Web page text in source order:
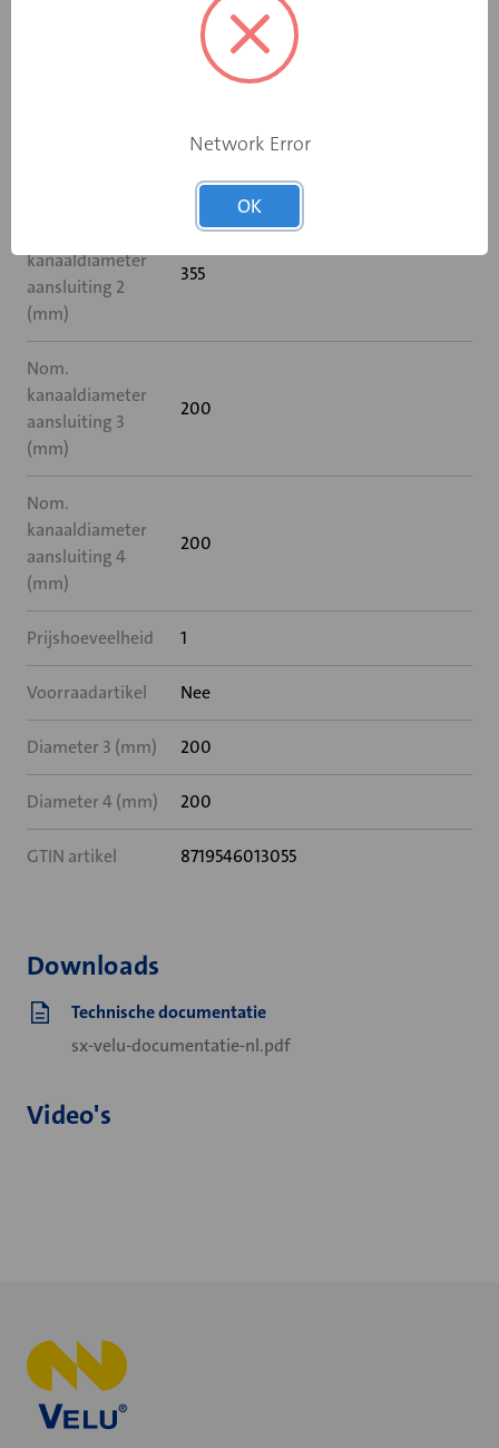
355
355
kanaaldiameter
aansluiting 2
(mm)
355
Nom.
kanaaldiameter
aansluiting 3
(mm)
200
Nom.
kanaaldiameter
aansluiting 4
(mm)
200
Prijshoeveelheid 1
Voorraadartikel Nee
Diameter 3 (mm) 200
Diameter 4 (mm) 200
GTIN artikel 8719546013055
Downloads
Technische documentatie
sx-velu-documentatie-nl.pdf
Video's
Network Error
OK